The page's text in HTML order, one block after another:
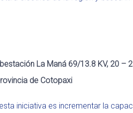
La Maná 69/13.8 KV, 20 –
de Cotopaxi
iniciativa es incrementar la